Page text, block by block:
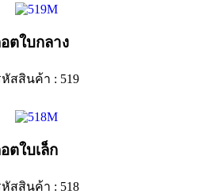
ตใบกลาง
หัสสินค้า : 519
ตใบเล็ก
หัสสินค้า : 518